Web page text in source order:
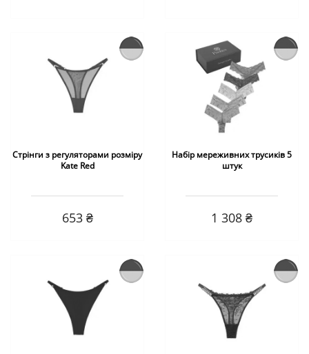
Стрінги з регуляторами розміру
Kate Red
653 ₴
Набір мереживних трусиків 5
штук
1 308 ₴